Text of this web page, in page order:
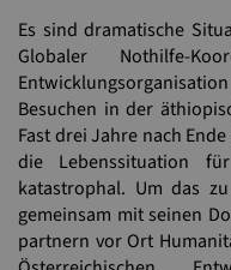
Es sind dramatische
Globaler Nothilfe-
Besuchen in der
Fast drei Jahre nach
die Lebenssituation
katastrophal. Um das
gemeinsam mit seinen
partnern vor Ort